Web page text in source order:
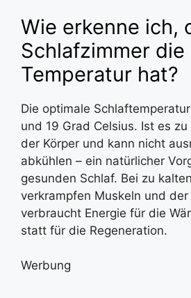
Wie erkenne ich,
Schlafzimmer
Temperatur hat?
Die optimale
und 19 Grad Celsius. Ist es
der Körper und kann nicht
abkühlen – ein natürlicher
gesunden Schlaf. Bei zu
verkrampfen Muskeln und der
verbraucht Energie für die
statt für die Regeneration.
Werbung